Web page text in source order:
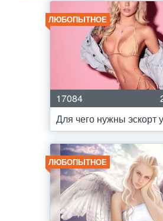
ЛЮБОПЫТНОЕ
17084
Для чего нужны эскорт
ЛЮБОПЫТНОЕ